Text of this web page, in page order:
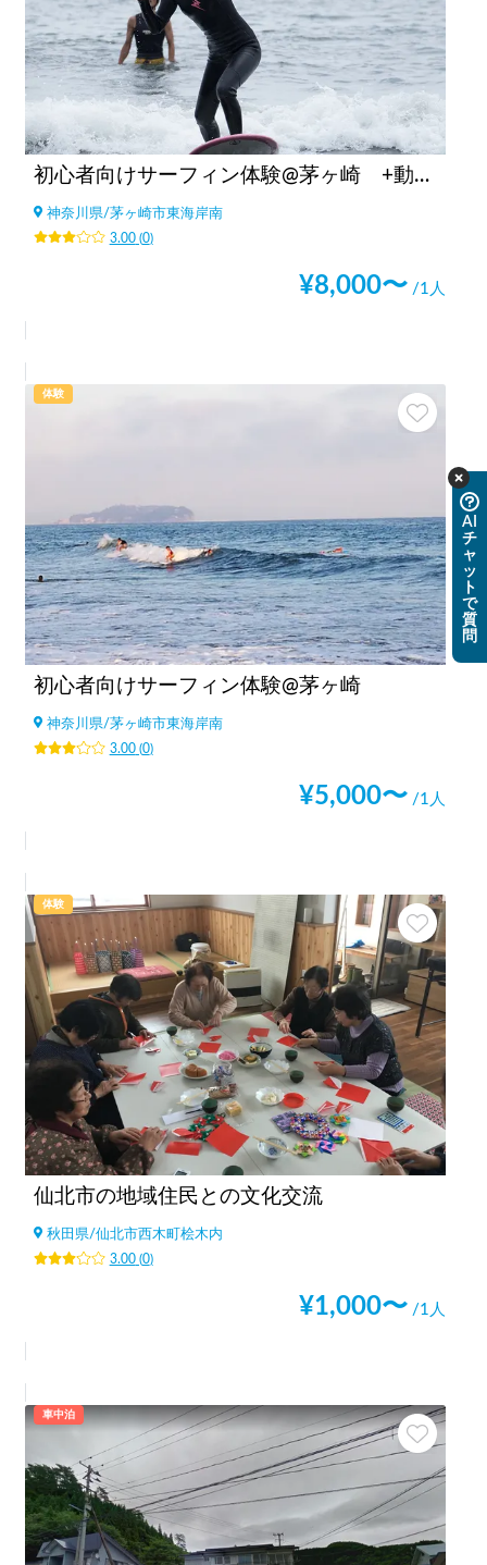
初心者向けサーフィン体験@茅ヶ崎 +動画写真撮影付き
神奈川県/茅ヶ崎市東海岸南
3.00(0)
¥8,000〜 /1人
体験
初心者向けサーフィン体験@茅ヶ崎
神奈川県/茅ヶ崎市東海岸南
3.00(0)
¥5,000〜 /1人
体験
仙北市の地域住民との文化交流
秋田県/仙北市西木町桧木内
3.00(0)
¥1,000〜 /1人
車中泊
AI
チ
ャ
ッ
ト
で
質
問